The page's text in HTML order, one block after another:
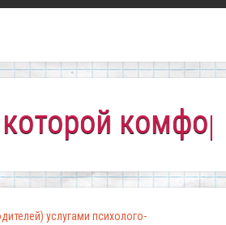
всем!"
услугами психолого-